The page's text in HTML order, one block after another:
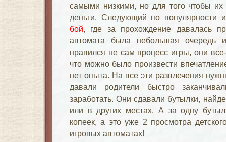
самыми низкими, но для того чтобы их
деньги. Следующий по популярности
бой, где за прохождение давалась
автомата была небольшая очередь
нравился не сам процесс игры, они
что можно было произвести
нет опыта. На все эти развлечения
давали родители быстро
заработать. Они сдавали бутылки,
или в других местах. А за одну
копеек, а это уже 2 просмотра
игровых автоматах!